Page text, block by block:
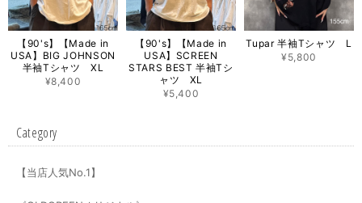
【90's】【Made in
USA】BIG JOHNSON
半袖Tシャツ XL
¥8,400
【90's】【Made in
USA】SCREEN
STARS BEST 半袖Tシ
ャツ XL
¥5,400
Tupar 半袖Tシャツ L
¥5,800
Category
【当店人気No.1】